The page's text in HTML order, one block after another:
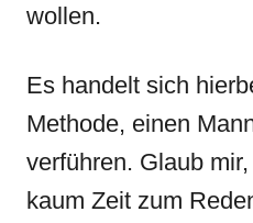
wollen.
Es handelt sich
Methode, einen
verführen. Glaub
kaum Zeit zum